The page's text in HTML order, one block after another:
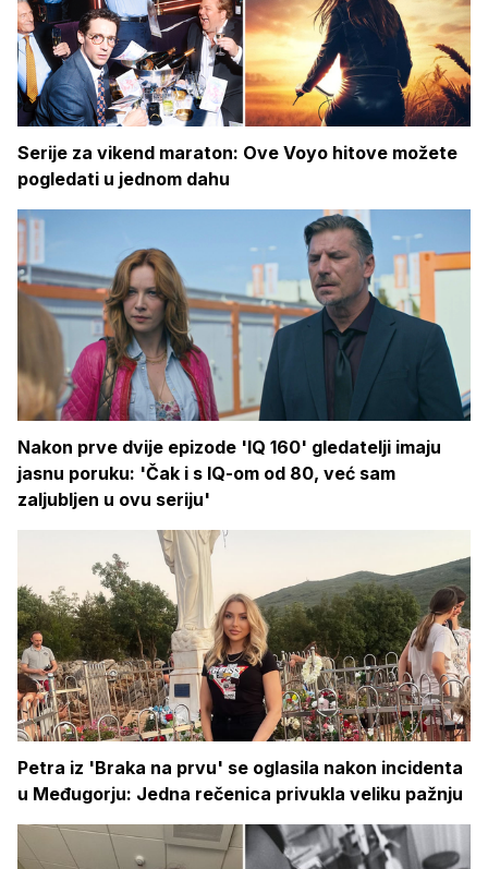
Serije za vikend maraton: Ove Voyo hitove možete
pogledati u jednom dahu
Nakon prve dvije epizode 'IQ 160' gledatelji imaju
jasnu poruku: 'Čak i s IQ-om od 80, već sam
zaljubljen u ovu seriju'
Petra iz 'Braka na prvu' se oglasila nakon incidenta
u Međugorju: Jedna rečenica privukla veliku pažnju